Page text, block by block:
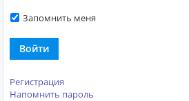
Запомнить меня
Войти
Регистрация
Напомнить пароль